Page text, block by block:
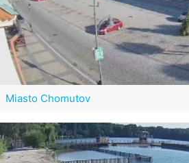
Miasto Chomutov